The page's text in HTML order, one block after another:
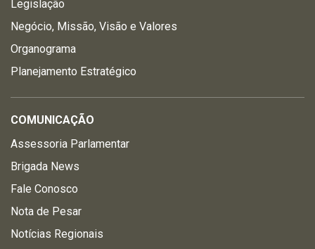
Legislação
Negócio, Missão, Visão e Valores
Organograma
Planejamento Estratégico
COMUNICAÇÃO
Assessoria Parlamentar
Brigada News
Fale Conosco
Nota de Pesar
Notícias Regionais